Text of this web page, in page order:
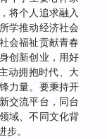
将个人追求融入
学推动经济社会
会福祉贡献青春
创新创业，用好
动拥抱时代、大
力量。要秉持开
交流平台，同台
域、不同文化背
。